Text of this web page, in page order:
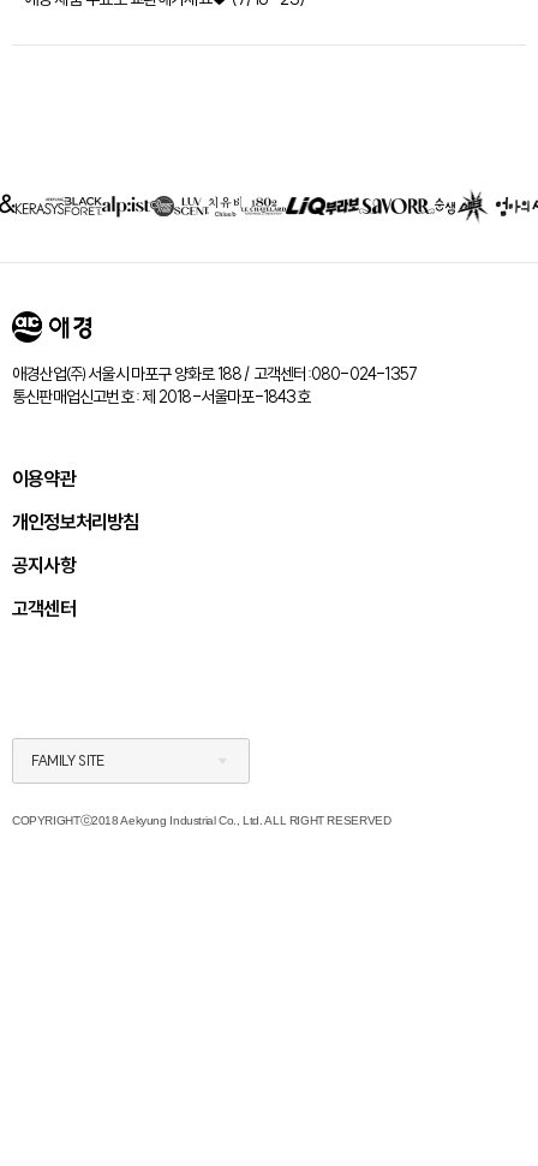
제휴회사
리스트
애경산업㈜ 서울시 마포구 양화로 188 / 고객센터:080-024-1357
통신판매업신고번호 : 제 2018-서울마포-1843호
이용약관
개인정보처리방침
공지사항
고객센터
FAMILY SITE
COPYRIGHTⓒ2018 Aekyung Industrial Co., Ltd. ALL RIGHT RESERVED